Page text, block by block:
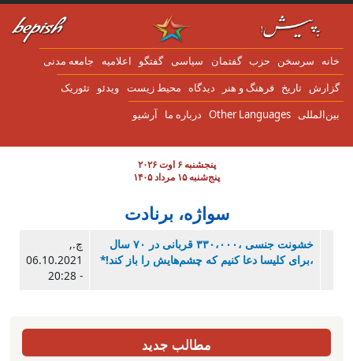
به محتوای اصلی
سرسخن حزب گفتمان سياسی گفتگو اعلاميه جامعه مدنی
تاریخ فرهنگ و هنر دیدگاه محیط زیست ویدئو تئوریک
Other Languages درباره ما آرشیو
پنجشنبه ۶ اوت ۲۰۲۶
پنج‌شنبه ۱۵ مرداد ۱۴۰۵
سواژه، برنادت
خشونت جنسی ،۳۳۰،۰۰۰ قربانی در ۷۰ سال
،برای کلیسا دعا کنیم که چشم‌هایش را باز کند!*
06.10.2021
مطالب جدید